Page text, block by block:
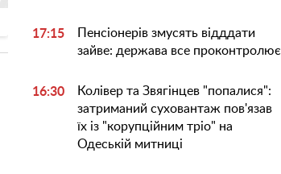
нелюдську розкіш
заради своєї вигоди
17:15
Пенсіонерів змусять відддати
зайве: держава все проконтролює
16:30
Колівер та Звягінцев "попалися":
затриманий суховантаж пов'язав
їх із "корупційним тріо" на
Одеській митниці